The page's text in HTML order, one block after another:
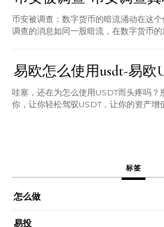
币安被调查：数字货币的暗流涌动在这
调查的消息如同一股暗流，在数字货币的
易欧怎么使用usdt-易欧
哇塞，还在为怎么使用USDT而头疼吗？
你，让你轻松驾驭USDT，让你的资产增
标签
怎么做
易投